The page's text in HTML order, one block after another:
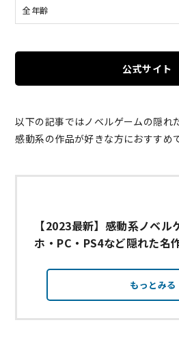
全年齢
公式サイト
以下の記事ではノベルゲームの隠れ
感動系の作品が好きな方におすすめで
【2023最新】感動系ノベル
ホ・PC・PS4など隠れた名
もっとみる